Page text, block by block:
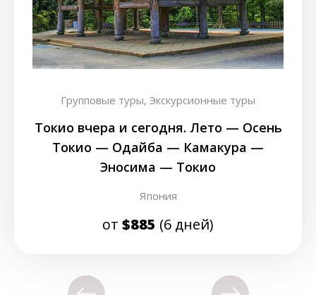
Групповые туры, Экскурсионные туры
Токио вчера и сегодня. Лето — Осень
Токио — Одайба — Камакура —
Эносима — Токио
Япония
от $885 (6 дней)